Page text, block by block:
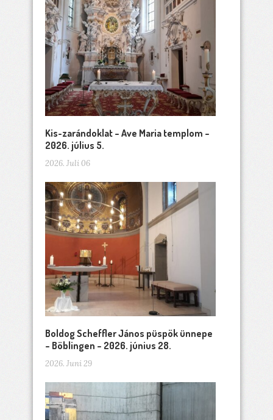
Kis-zarándoklat – Ave Maria templom –
2026. július 5.
2026. Juli 06
Boldog Scheffler János püspök ünnepe
– Böblingen – 2026. június 28.
2026. Juni 29